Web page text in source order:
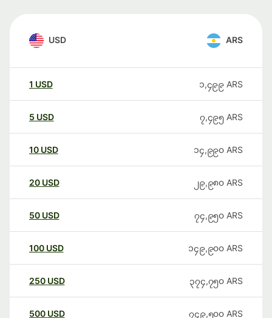
USD ARS
1 USD ၁,၄၉၉ ARS
5 USD ၇,၄၉၅ ARS
10 USD ၁၄,၉၉၀ ARS
20 USD ၂၉,၉၈၀ ARS
50 USD ၇၄,၉၅၀ ARS
100 USD ၁၄၉,၉၀၀ ARS
250 USD ၃၇၄,၇၅၀ ARS
500 USD ၇၄၉,၅၀၀ ARS